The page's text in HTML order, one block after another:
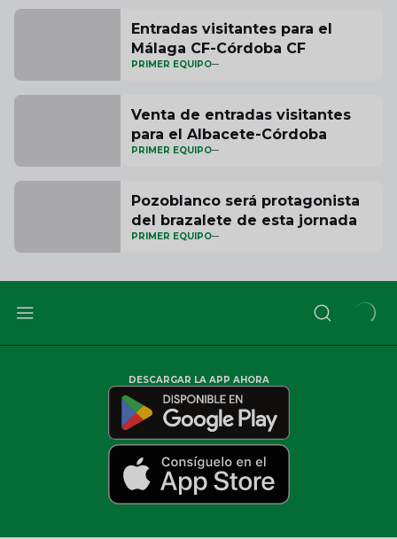
Entradas visitantes para el
Málaga CF-Córdoba CF
PRIMER EQUIPO
Venta de entradas visitantes
para el Albacete-Córdoba
PRIMER EQUIPO
Pozoblanco será protagonista
del brazalete de esta jornada
PRIMER EQUIPO
DESCARGAR LA APP AHORA